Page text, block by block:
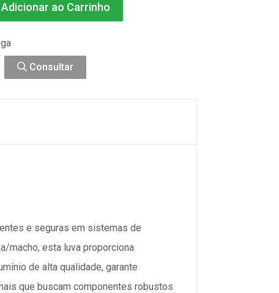
Adicionar ao Carrinho
Consultar
e seguras em sistemas de
macho, esta luva proporciona
de alta qualidade, garante
que buscam componentes robustos